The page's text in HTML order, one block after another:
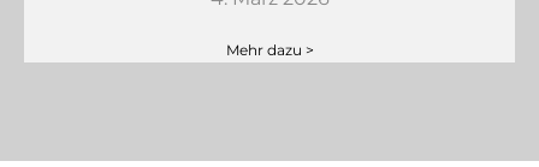
Mehr dazu >